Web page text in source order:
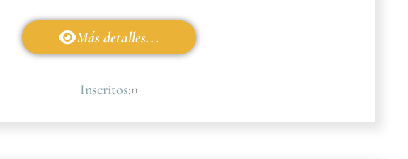
Más detalles...
Inscritos:11